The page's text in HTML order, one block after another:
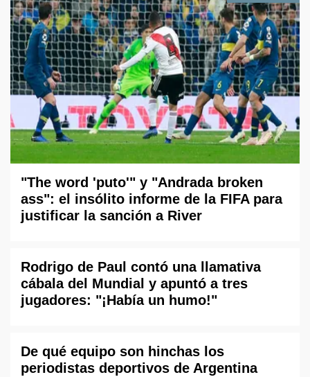
"The word 'puto'" y "Andrada broken
ass": el insólito informe de la FIFA para
justificar la sanción a River
Rodrigo de Paul contó una llamativa
cábala del Mundial y apuntó a tres
jugadores: "¡Había un humo!"
De qué equipo son hinchas los
periodistas deportivos de Argentina